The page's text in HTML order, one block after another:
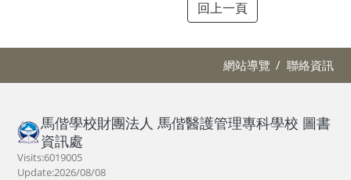
網站導覽 聯絡資訊
馬偕學校財團法人 馬偕醫護管理專科學校 圖書
資訊處
Visits:6019005
Update:2026/08/08